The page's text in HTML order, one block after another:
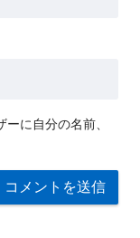
に自分の名前、